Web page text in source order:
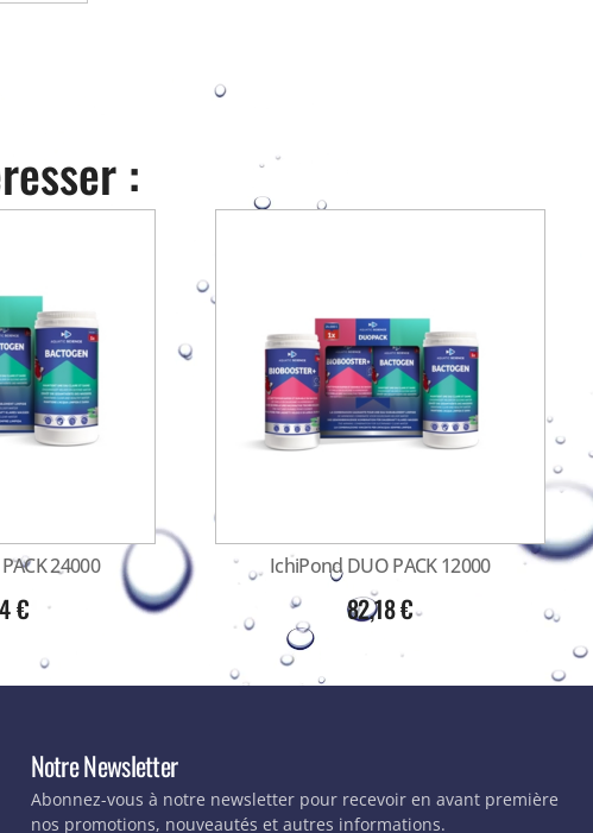
:
24000
€
IchiPond DUO PACK 12000
82,18€
Notre Newsletter
Abonnez-vous à notre newsletter pour recevoir en avant première
nos promotions, nouveautés et autres informations.